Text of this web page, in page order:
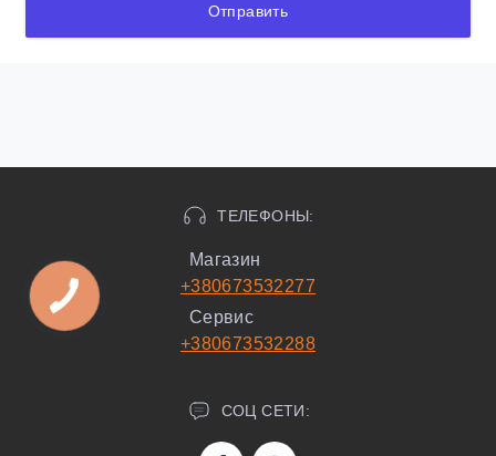
Отправить
ТЕЛЕФОНЫ:
Магазин
+380673532277
Сервис
+380673532288
СОЦ СЕТИ: